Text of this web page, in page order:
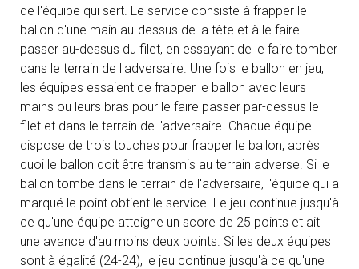
de l'équipe qui sert. Le service consiste à frapper le
ballon d'une main au-dessus de la tête et à le faire
passer au-dessus du filet, en essayant de le faire tomber
dans le terrain de l'adversaire. Une fois le ballon en jeu,
les équipes essaient de frapper le ballon avec leurs
mains ou leurs bras pour le faire passer par-dessus le
filet et dans le terrain de l'adversaire. Chaque équipe
dispose de trois touches pour frapper le ballon, après
quoi le ballon doit être transmis au terrain adverse. Si le
ballon tombe dans le terrain de l'adversaire, l'équipe qui a
marqué le point obtient le service. Le jeu continue jusqu'à
ce qu'une équipe atteigne un score de 25 points et ait
une avance d'au moins deux points. Si les deux équipes
sont à égalité (24-24), le jeu continue jusqu'à ce qu'une